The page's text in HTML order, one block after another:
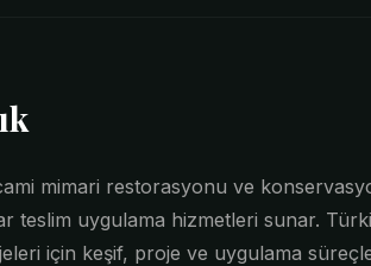
mimari restorasyonu ve
teslim uygulama hizmetleri sunar.
için keşif, proje ve uygulama